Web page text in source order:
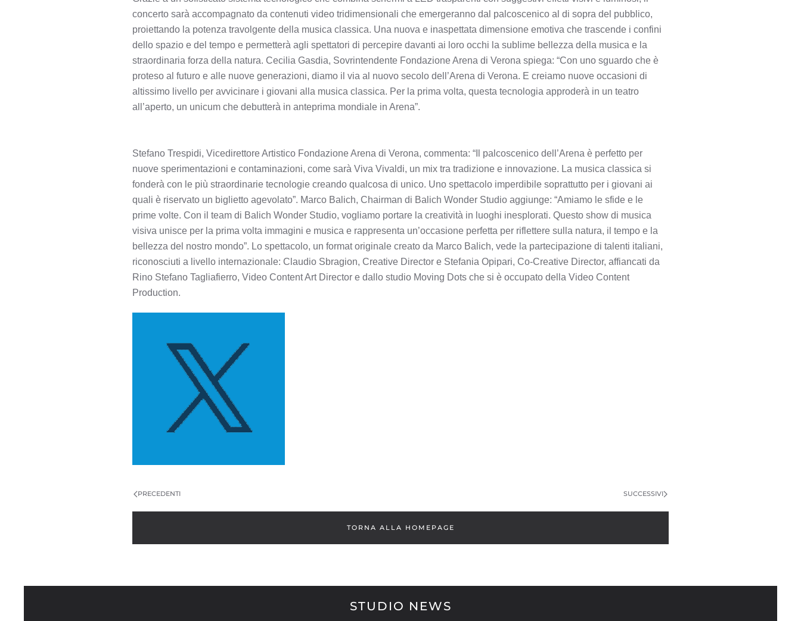
concerto sarà accompagnato da contenuti video tridimensionali che emergeranno dal palcoscenico al di sopra del pubblico,
proiettando la potenza travolgente della musica classica. Una nuova e inaspettata dimensione emotiva che trascende i confini
dello spazio e del tempo e permetterà agli spettatori di percepire davanti ai loro occhi la sublime bellezza della musica e la
straordinaria forza della natura. Cecilia Gasdia, Sovrintendente Fondazione Arena di Verona spiega: “Con uno sguardo che è
proteso al futuro e alle nuove generazioni, diamo il via al nuovo secolo dell’Arena di Verona. E creiamo nuove occasioni di
altissimo livello per avvicinare i giovani alla musica classica. Per la prima volta, questa tecnologia approderà in un teatro
all’aperto, un unicum che debutterà in anteprima mondiale in Arena”.
Stefano Trespidi, Vicedirettore Artistico Fondazione Arena di Verona, commenta: “Il palcoscenico dell’Arena è perfetto per
nuove sperimentazioni e contaminazioni, come sarà Viva Vivaldi, un mix tra tradizione e innovazione. La musica classica si
fonderà con le più straordinarie tecnologie creando qualcosa di unico. Uno spettacolo imperdibile soprattutto per i giovani ai
quali è riservato un biglietto agevolato”. Marco Balich, Chairman di Balich Wonder Studio aggiunge: “Amiamo le sfide e le
prime volte. Con il team di Balich Wonder Studio, vogliamo portare la creatività in luoghi inesplorati. Questo show di musica
visiva unisce per la prima volta immagini e musica e rappresenta un’occasione perfetta per riflettere sulla natura, il tempo e la
bellezza del nostro mondo”. Lo spettacolo, un format originale creato da Marco Balich, vede la partecipazione di talenti italiani,
riconosciuti a livello internazionale: Claudio Sbragion, Creative Director e Stefania Opipari, Co-Creative Director, affiancati da
Rino Stefano Tagliafierro, Video Content Art Director e dallo studio Moving Dots che si è occupato della Video Content
Production.
PRECEDENTI SUCCESSIVI
TORNA ALLA HOMEPAGE
STUDIO NEWS